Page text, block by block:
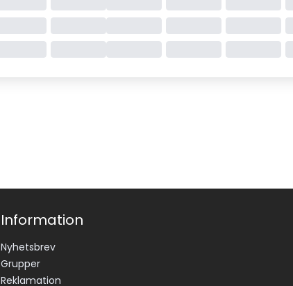
Information
Nyhetsbrev
Grupper
Reklamation